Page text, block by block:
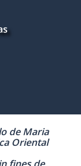
de Maria
Oriental